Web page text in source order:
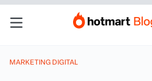
MARKETING DIGITAL